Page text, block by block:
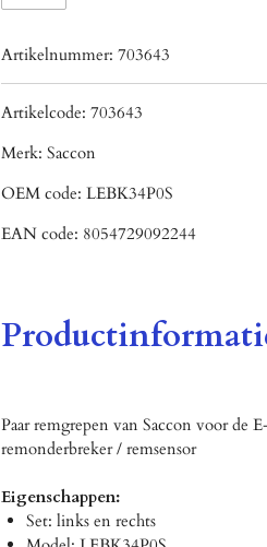
Artikelnummer: 703643
Artikelcode: 703643
Merk: Saccon
OEM code: LEBK34P0S
EAN code: 8054729092244
Paar remgrepen van Saccon voor de
remonderbreker / remsensor
Eigenschappen:
Set: links en rechts